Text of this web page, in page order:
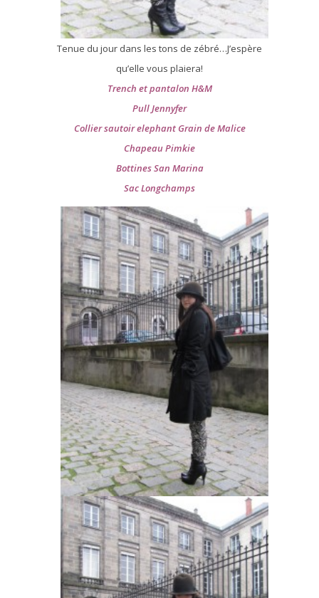
Tenue du jour dans les tons de zébré…J’espère
qu’elle vous plaiera!
Trench et pantalon H&M
Pull Jennyfer
Collier sautoir elephant Grain de Malice
Chapeau Pimkie
Bottines San Marina
Sac Longchamps